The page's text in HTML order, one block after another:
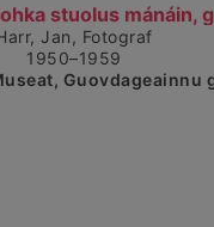
Čájet
Jan, Fotograf
1950–1959
Guovdageainnu